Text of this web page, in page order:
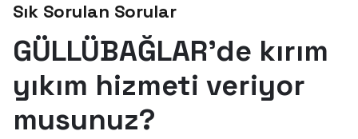
Sık Sorulan Sorular
GÜLLÜBAĞLAR'de kırım
yıkım hizmeti veriyor
musunuz?